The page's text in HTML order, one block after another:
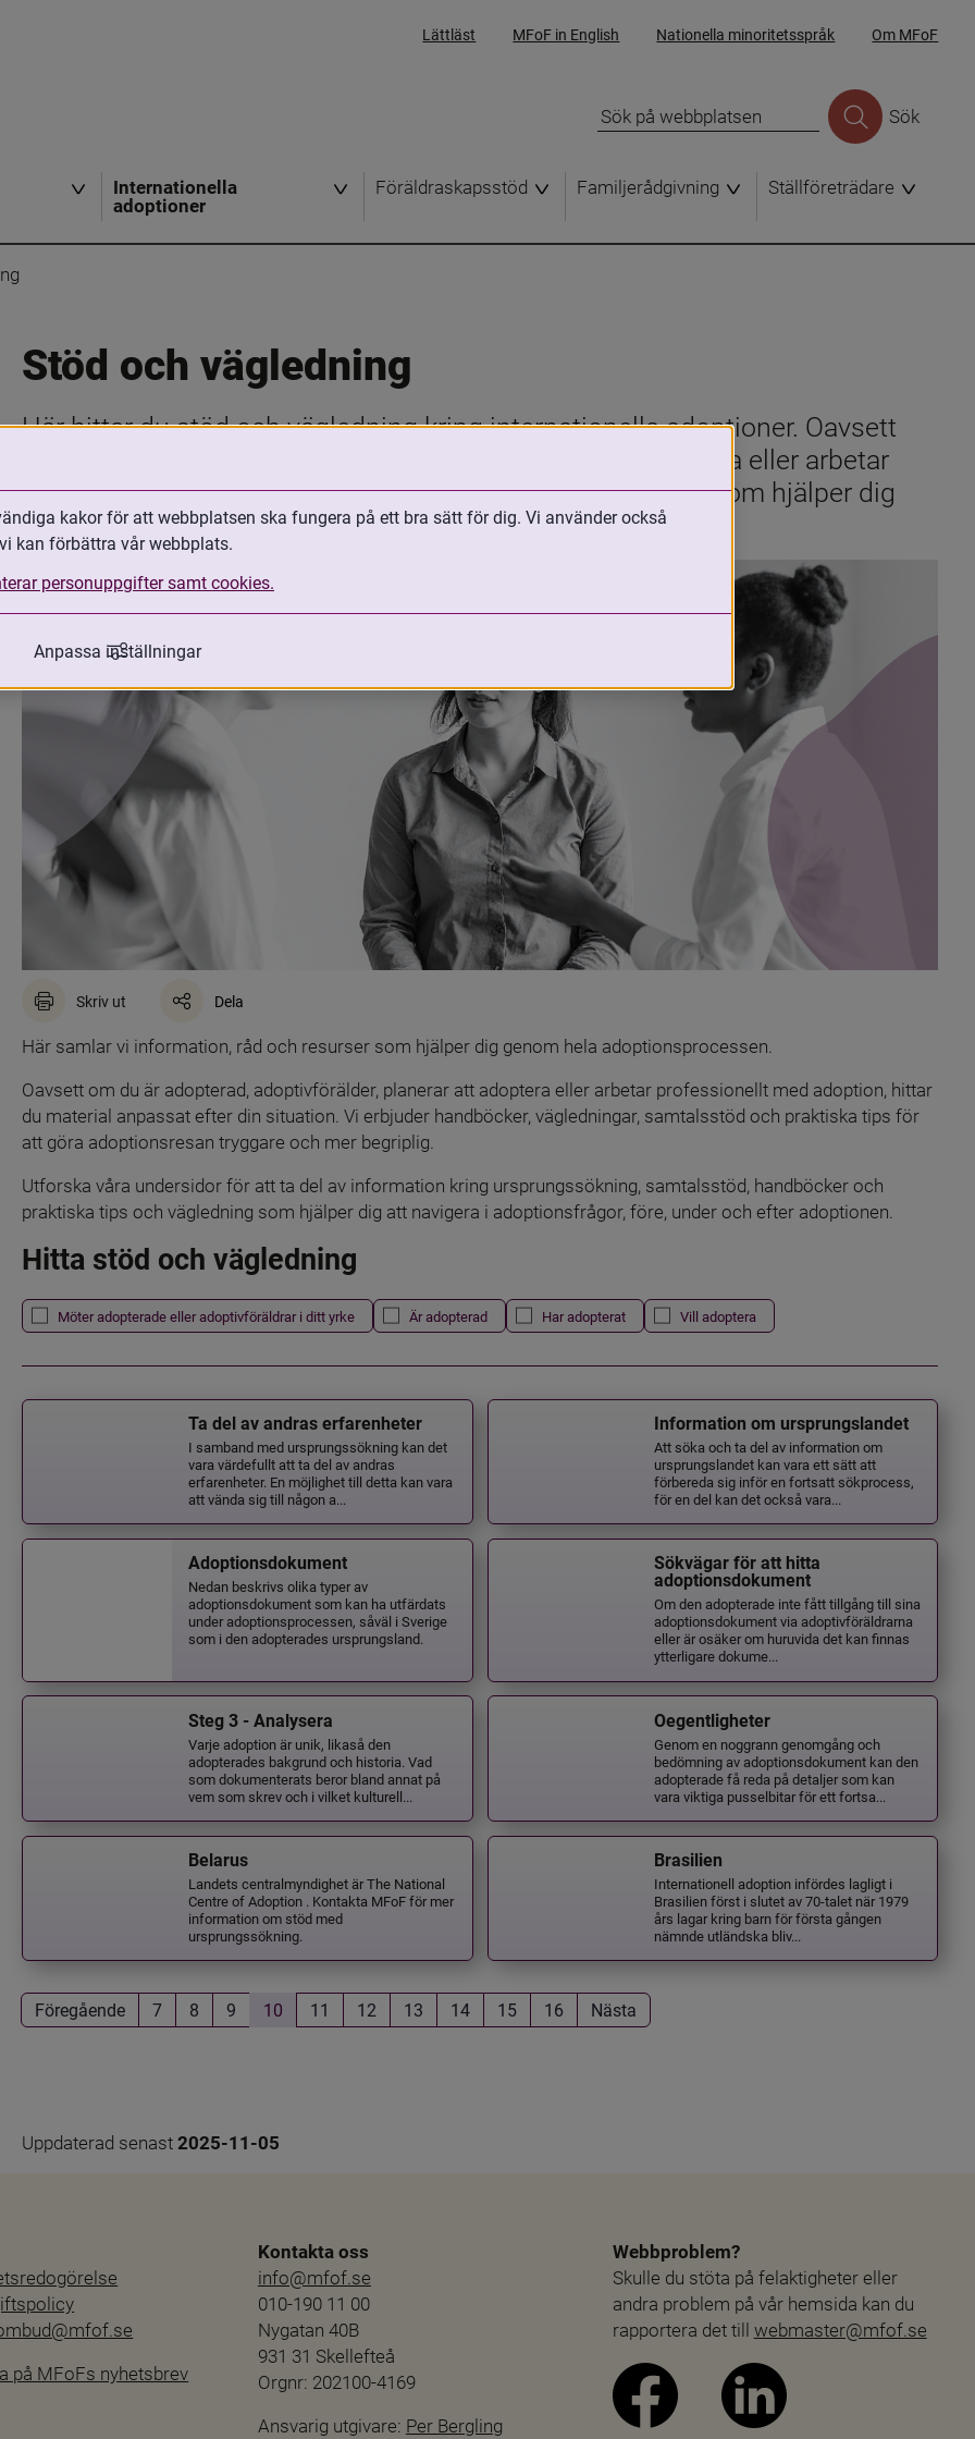
Lättläst MFoF in English Nationella minoritetsspråk Om MFoF
Sök
Internationella
adoptioner
Föräldraskapsstöd Familjerådgivning Ställföreträdare
Stöd och vägledning
Här hittar du stöd och vägledning kring internationella adoptioner. Oavsett
om du är adopterad, adoptivförälder, funderar på att adoptera eller arbetar
med adopterade, erbjuder vi råd, handböcker och resurser som hjälper dig
genom hela adoptionsprocessen.
Skriv ut Dela
Här samlar vi information, råd och resurser som hjälper dig genom hela adoptionsprocessen.
Oavsett om du är adopterad, adoptivförälder, planerar att adoptera eller arbetar professionellt med adoption, hittar
du material anpassat efter din situation. Vi erbjuder handböcker, vägledningar, samtalsstöd och praktiska tips för
att göra adoptionsresan tryggare och mer begriplig.
Utforska våra undersidor för att ta del av information kring ursprungssökning, samtalsstöd, handböcker och
praktiska tips och vägledning som hjälper dig att navigera i adoptionsfrågor, före, under och efter adoptionen.
Hitta stöd och vägledning
Filtrera resultatet
Det här formuläret postas automatiskt
Möter adopterade eller adoptivföräldrar i ditt yrke Är adopterad Har adopterat Vill adoptera
Ta del av andras erfarenheter
I samband med ursprungssökning kan det
vara värdefullt att ta del av andras
erfarenheter. En möjlighet till detta kan vara
att vända sig till någon a...
Information om ursprungslandet
Att söka och ta del av information om
ursprungslandet kan vara ett sätt att
förbereda sig inför en fortsatt sökprocess,
för en del kan det också vara...
Adoptionsdokument
Nedan beskrivs olika typer av
adoptionsdokument som kan ha utfärdats
under adoptionsprocessen, såväl i Sverige
som i den adopterades ursprungsland.
Sökvägar för att hitta
adoptionsdokument
Om den adopterade inte fått tillgång till sina
adoptionsdokument via adoptivföräldrarna
eller är osäker om huruvida det kan finnas
ytterligare dokume...
Steg 3 - Analysera
Varje adoption är unik, likaså den
adopterades bakgrund och historia. Vad
som dokumenterats beror bland annat på
vem som skrev och i vilket kulturell...
Oegentligheter
Genom en noggrann genomgång och
bedömning av adoptionsdokument kan den
adopterade få reda på detaljer som kan
vara viktiga pusselbitar för ett fortsa...
Belarus
Landets centralmyndighet är The National
Centre of Adoption . Kontakta MFoF för mer
information om stöd med
ursprungssökning.
Brasilien
Internationell adoption infördes lagligt i
Brasilien först i slutet av 70-talet när 1979
års lagar kring barn för första gången
nämnde utländska bliv...
Föregående 7 8 9 10 11 12 13 14 15 16 Nästa
Uppdaterad senast 2025-11-05
på MFoFs nyhetsbrev
Kontakta oss
info@mfof.se
010-190 11 00
Nygatan 40B
931 31 Skellefteå
Orgnr: 202100-4169
Ansvarig utgivare: Per Bergling
Webbproblem?
Skulle du stöta på felaktigheter eller
andra problem på vår hemsida kan du
rapportera det till webmaster@mfof.se
kakor för att webbplatsen ska fungera på ett bra sätt för dig. Vi använder också
kan förbättra vår webbplats.
personuppgifter samt cookies.
Anpassa inställningar